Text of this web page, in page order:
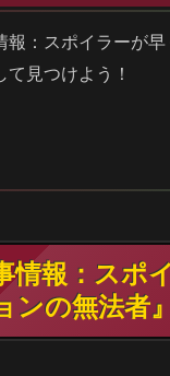
報：スポイラーが
見つけよう！
情報：ス
ンの無法者